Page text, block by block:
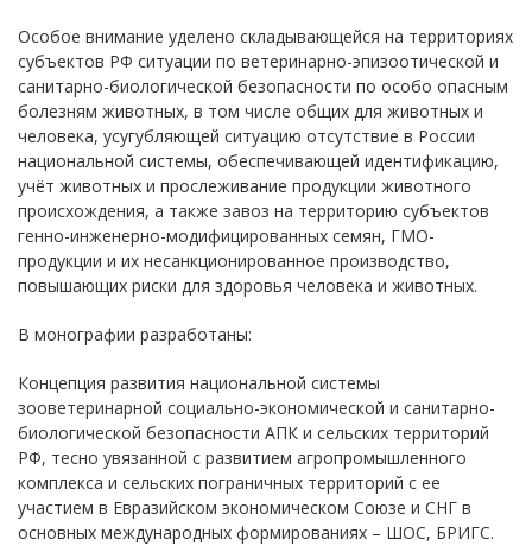
Особое внимание уделено складывающейся на территориях
субъектов РФ ситуации по ветеринарно-эпизоотической и
санитарно-биологической безопасности по особо опасным
болезням животных, в том числе общих для животных и
человека, усугубляющей ситуацию отсутствие в России
национальной системы, обеспечивающей идентификацию,
учёт животных и прослеживание продукции животного
происхождения, а также завоз на территорию субъектов
генно-инженерно-модифицированных семян, ГМО-
продукции и их несанкционированное производство,
повышающих риски для здоровья человека и животных.
В монографии разработаны:
Концепция развития национальной системы
зооветеринарной социально-экономической и санитарно-
биологической безопасности АПК и сельских территорий
РФ, тесно увязанной с развитием агропромышленного
комплекса и сельских пограничных территорий с ее
участием в Евразийском экономическом Союзе и СНГ в
основных международных формированиях – ШОС, БРИГС.